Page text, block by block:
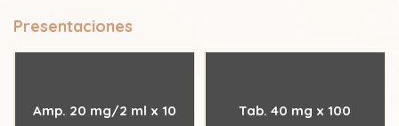
Presentaciones
Amp. 20 mg/2 ml x 10 Tab. 40 mg x 100